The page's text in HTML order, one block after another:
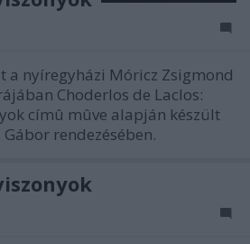
a nyíregyházi Móricz Zsigmond
Choderlos de Laclos:
címû mûve alapján készült
rendezésében.